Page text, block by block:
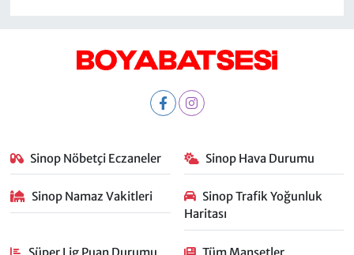
Sinop Nöbetçi Eczaneler Sinop Hava Durumu
Sinop Namaz Vakitleri
Sinop Trafik Yoğunluk
Haritası
Süper Lig Puan Durumu Tüm Manşetler